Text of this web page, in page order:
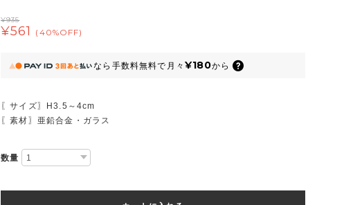
¥935
¥561 (40%OFF)
なら 手数料無料で 月々 ¥180から
〖サイズ〗H3.5～4cm
〖素材〗亜鉛合金・ガラス
数量